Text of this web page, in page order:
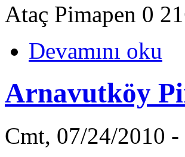
Ataç Pimapen 0
Devamını oku
Arnavutköy
Cmt, 07/24/2010